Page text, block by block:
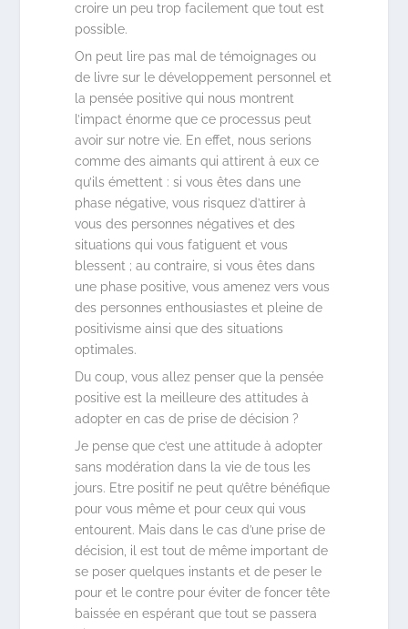
croire un peu trop facilement que tout est
possible.
On peut lire pas mal de témoignages ou
de livre sur le développement personnel et
la pensée positive qui nous montrent
l’impact énorme que ce processus peut
avoir sur notre vie. En effet, nous serions
comme des aimants qui attirent à eux ce
qu’ils émettent : si vous êtes dans une
phase négative, vous risquez d’attirer à
vous des personnes négatives et des
situations qui vous fatiguent et vous
blessent ; au contraire, si vous êtes dans
une phase positive, vous amenez vers vous
des personnes enthousiastes et pleine de
positivisme ainsi que des situations
optimales.
Du coup, vous allez penser que la pensée
positive est la meilleure des attitudes à
adopter en cas de prise de décision ?
Je pense que c’est une attitude à adopter
sans modération dans la vie de tous les
jours. Etre positif ne peut qu’être bénéfique
pour vous même et pour ceux qui vous
entourent. Mais dans le cas d’une prise de
décision, il est tout de même important de
se poser quelques instants et de peser le
pour et le contre pour éviter de foncer tête
baissée en espérant que tout se passera